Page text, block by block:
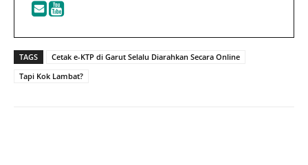
TAGS
Cetak e-KTP di Garut Selalu Diarahkan Secara Online
Tapi Kok Lambat?